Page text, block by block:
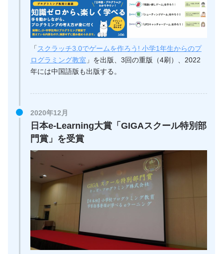
「スクラッチ3.0でゲームを作ろう! 小学1年生からのプ
ログラミング教室 」を出版、3回の重版（4刷）、2022
年には中国語版も出版する。
2020年12月
日本e-Learning大賞「GIGAスクール特別部
門賞」を受賞